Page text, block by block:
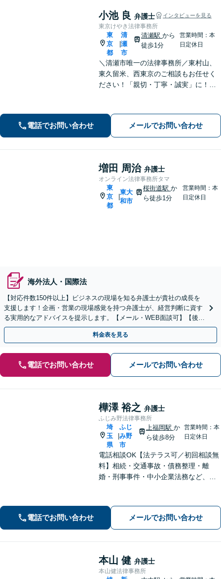
小池 良 弁護士 インタビューを見る
東京けやき法律事務所
東
京
都
清
瀬
市
清瀬駅から
徒歩1分
営業時間：本
日定休日
＼清瀬市唯一の法律事務所／東村山、
東久留米、西東京のご相談もお任せく
ださい！「親切・丁寧・誠実」に！弁
ます！離婚／相続／交通事故／借金／
不動産／企業法務の相談に対応【清瀬
駅1分】
電話でお問い合わせ メールでお問い合わせ
増田 周治 弁護士
オンライン法律事務所タマ
東
京
都
東大
和市
桜街道駅か
ら徒歩1分
営業時間：本
日定休日
海外法人・国際法
【対応件数150件以上】ビジネスの現場を知る弁護士が貴社の成長を
支援します！企画・営業の現場感覚を持つ弁護士が、経営判断に資す
る実用的なアドバイスを提示します。【メール・WEB面談可】【後払
い利用可】
料金表を見る
電話でお問い合わせ メールでお問い合わせ
樺澤 裕之 弁護士
ふじみ野法律事務所
埼
玉
県
ふじ
み野
市
上福岡駅 か
ら徒歩8分
営業時間：本
日定休日
電話相談OK【法テラス可／初回相談無
料】相続・交通事故・債務整理・離
婚・刑事事件・中小企業法務など、お
へと導きます【休日夜間対応】【上福
岡駅8分】【駐車場あり】
電話でお問い合わせ メールでお問い合わせ
本山 健 弁護士
本山健法律事務所